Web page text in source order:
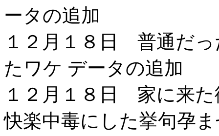
ータの追加
１２月１８日 普通だ
たワケ データの追加
１２月１８日 家に来
快楽中毒にした挙句孕